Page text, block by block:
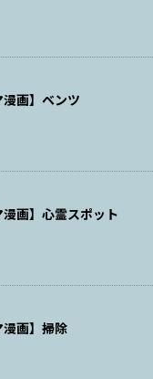
漫画】ベンツ
漫画】心霊スポット
漫画】掃除